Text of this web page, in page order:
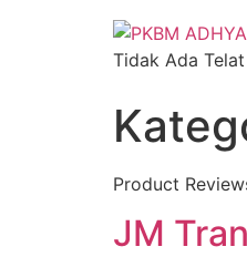
Tidak Ada
Product
JM